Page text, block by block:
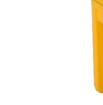
Rezervoare stationare
Rezervoare stationare